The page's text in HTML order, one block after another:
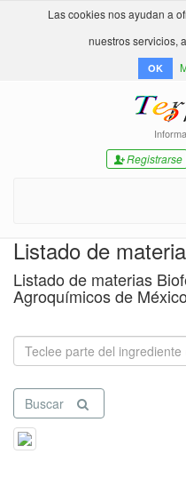
Las cookies nos ayudan a
nuestros servicios,
OK
Registrarse
Listado de
Listado de materias
Agroquímicos de México
Buscar